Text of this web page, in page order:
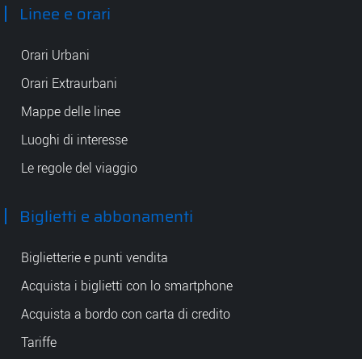
Linee e orari
Orari Urbani
Orari Extraurbani
Mappe delle linee
Luoghi di interesse
Le regole del viaggio
Biglietti e abbonamenti
Biglietterie e punti vendita
Acquista i biglietti con lo smartphone
Acquista a bordo con carta di credito
Tariffe